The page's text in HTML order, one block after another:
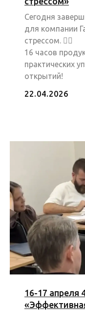
Сегодня
для компании
стрессом. 🧘‍♀️
16 часов
практических
открытий!
22.04.2026
16-17 апреля